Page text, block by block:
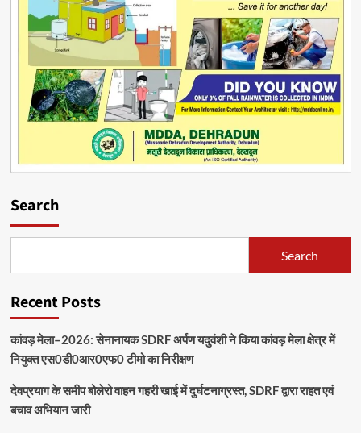
Search
Search
Recent Posts
कांवड़ मेला–2026: सेनानायक SDRF अर्पण यदुवंशी ने किया कांवड़ मेला क्षेत्र में
नियुक्त एस0डी0आर0एफ0 टीमो का निरीक्षण
देवप्रयाग के समीप बोलेरो वाहन गहरी खाई में दुर्घटनाग्रस्त, SDRF द्वारा राहत एवं
बचाव अभियान जारी